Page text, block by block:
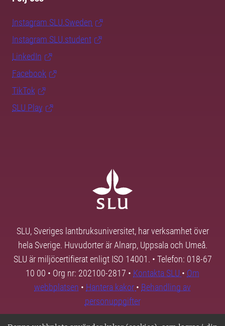
Instagram SLU.Sweden
Instagram SLU.student
LinkedIn
Facebook
TikTok
SLU Play
SLU, Sveriges lantbruksuniversitet, har verksamhet över
hela Sverige. Huvudorter är Alnarp, Uppsala och Umeå.
SLU är miljöcertifierat enligt ISO 14001. • Telefon: 018-67
10 00 • Org nr: 202100-2817 • Kontakta SLU • Om
webbplatsen • Hantera kakor • Behandling av
personuppgifter